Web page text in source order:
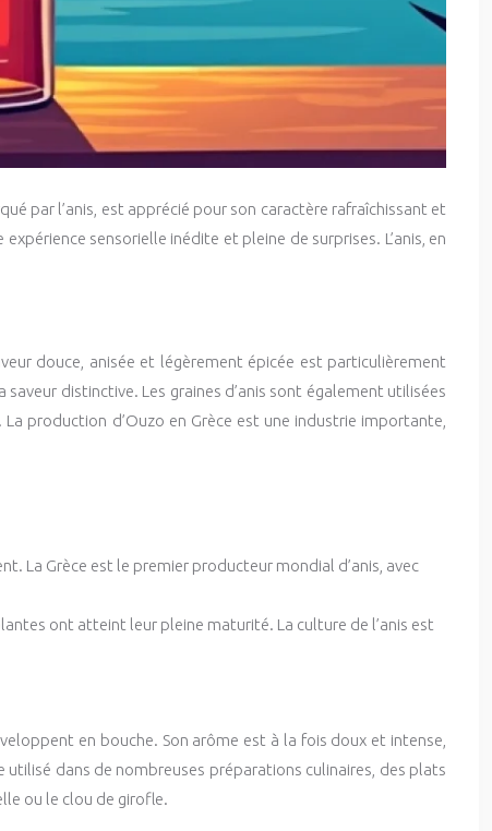
par l’anis, est apprécié pour son caractère rafraîchissant et
sensorielle inédite et pleine de surprises. L’anis, en
douce, anisée et légèrement épicée est particulièrement
distinctive. Les graines d’anis sont également utilisées
production d’Ouzo en Grèce est une industrie importante,
La Grèce est le premier producteur mondial d’anis, avec
ont atteint leur pleine maturité. La culture de l’anis est
en bouche. Son arôme est à la fois doux et intense,
dans de nombreuses préparations culinaires, des plats
ou le clou de girofle.